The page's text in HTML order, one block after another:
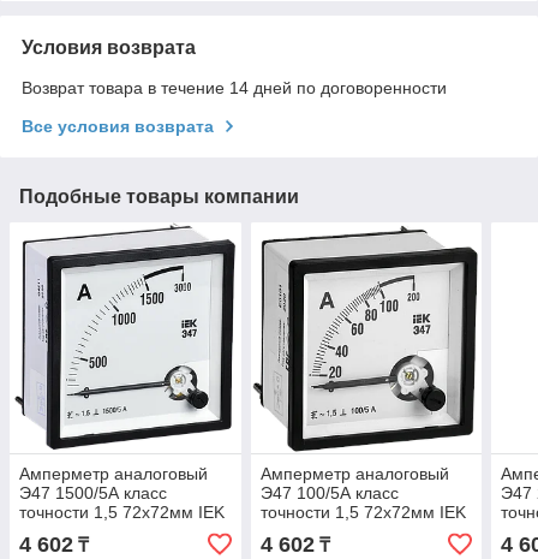
Условия возврата
Возврат товара в течение 14 дней по договоренности
Все условия возврата
Подобные товары компании
Амперметр аналоговый
Э47 1500/5А класс
точности 1,5 72х72мм IEK
4 602 ₸
Амперметр аналоговый
Э47 100/5А класс
точности 1,5 72х72мм IEK
4 602₸
Э47
4